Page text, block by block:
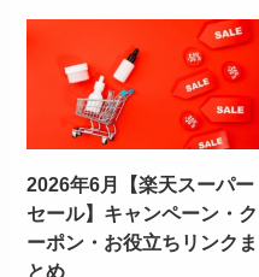
2026年6月【楽天スーパー
セール】キャンペーン・ク
ーポン・お役立ちリンクま
とめ